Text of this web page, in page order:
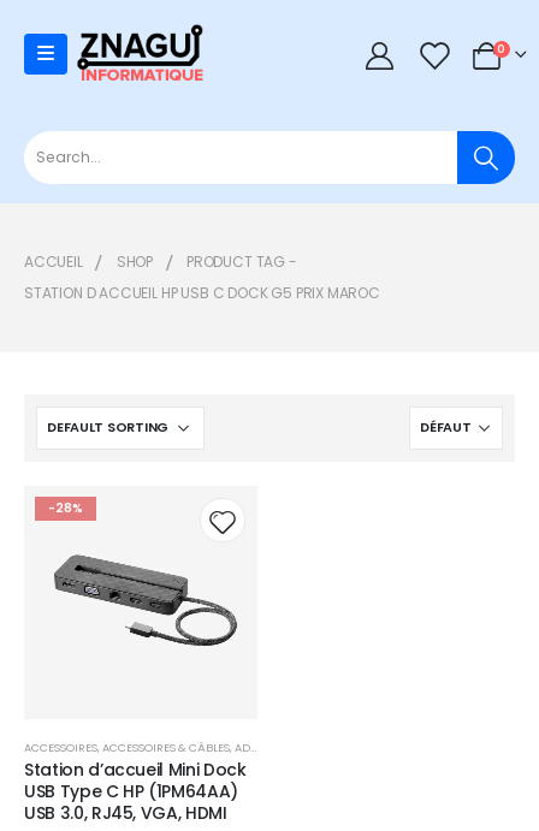
0 0
ACCUEIL SHOP
PRODUCT TAG -
STATION D ACCUEIL HP USB C DOCK G5 PRIX MAROC
-28%
wishlist
ACCESSOIRES, ACCESSOIRES & CÂBLES, ADAPTATEURS
Station d’accueil Mini Dock
USB Type C HP (1PM64AA)
USB 3.0, RJ45, VGA, HDMI